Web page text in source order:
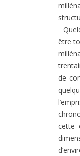
être
de
cette